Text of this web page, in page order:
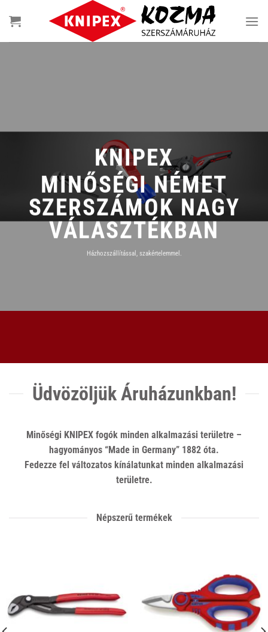
KNIPEX
MINŐSÉGI NÉMET
SZERSZÁMOK NAGY
VÁLASZTÉKBAN
Házhozszállítással, szakértelemmel.
Üdvözöljük Áruházunkban!
Minőségi KNIPEX fogók minden alkalmazási területre –
hagyományos “Made in Germany” 1882 óta.
Fedezze fel változatos kínálatunkat minden alkalmazási
területre.
Népszerű termékek